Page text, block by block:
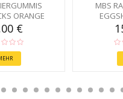
ORANGE
€
MBS